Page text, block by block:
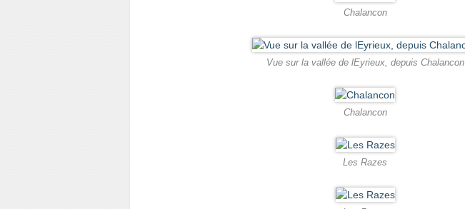
Chalancon
Vue sur la vallée de lEyrieux, depuis Chalancon
Chalancon
Les Razes